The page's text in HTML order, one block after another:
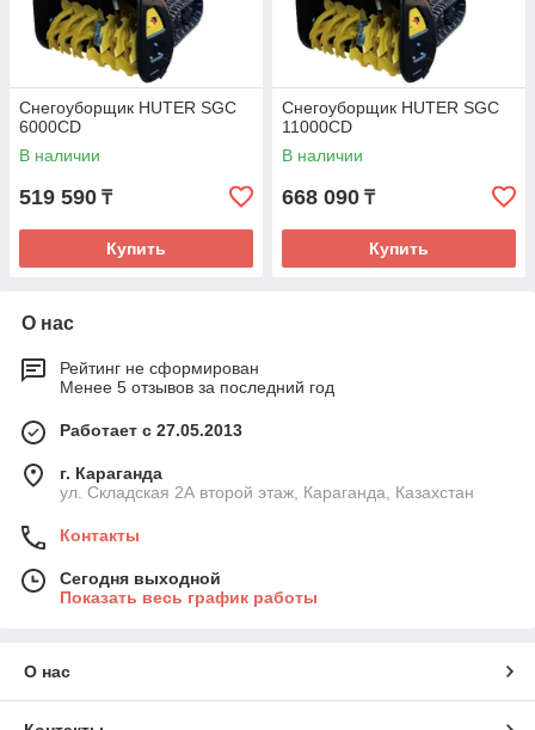
Снегоуборщик HUTER SGC
6000CD
В наличии
519 590 ₸
Купить
Снегоуборщик HUTER SGC
11000CD
В наличии
668 090 ₸
Купить
О нас
Рейтинг не сформирован
Менее 5 отзывов за последний год
Работает с 27.05.2013
г. Караганда
ул. Складская 2А второй этаж, Караганда, Казахстан
Контакты
Сегодня выходной
Показать весь график работы
О нас